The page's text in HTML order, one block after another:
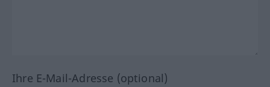
Ihre E-Mail-Adresse (optional)